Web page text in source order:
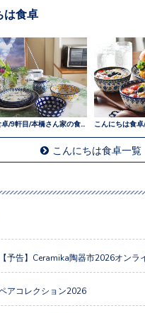
は食卓
こんにちは食卓/9軒目/本橋さん家の食卓
こんにちは食卓一覧
【予告】Ceramika陶器市2026オンラ